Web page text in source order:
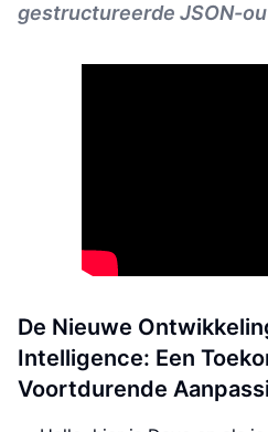
gestructureerde JSON-
De Nieuwe
Intelligence: Een
Voortdurende